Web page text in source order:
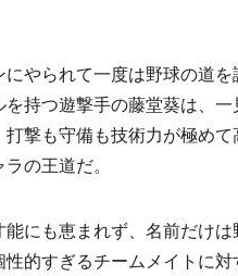
やられて一度は野球の道
持つ遊撃手の藤堂葵は、
撃も守備も技術力が極め
の王道だ。
にも恵まれず、名前だけ
的すぎるチームメイトに